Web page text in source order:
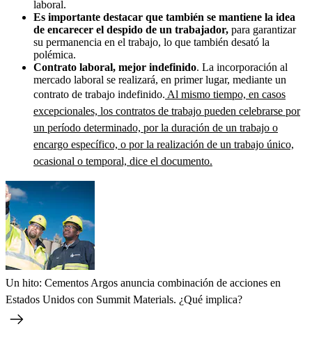
laboral.
Es importante destacar que también se mantiene la idea
de encarecer el despido de un trabajador, para garantizar
su permanencia en el trabajo, lo que también desató la
polémica.
Contrato laboral, mejor indefinido. La incorporación al
mercado laboral se realizará, en primer lugar, mediante un
contrato de trabajo indefinido. Al mismo tiempo, en casos
excepcionales, los contratos de trabajo pueden celebrarse por
un período determinado, por la duración de un trabajo o
encargo específico, o por la realización de un trabajo único,
ocasional o temporal, dice el documento.
Un hito: Cementos Argos anuncia combinación de acciones en
Estados Unidos con Summit Materials. ¿Qué implica?